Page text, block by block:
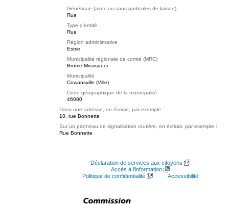
Générique (avec ou sans particules de liaison)
Rue
Type d'entité
Rue
Région administrative
Estrie
Municipalité régionale de comté (MRC)
Brome-Missisquoi
Municipalité
Cowansville (Ville)
Code géographique de la municipalité
46080
Dans une adresse, on écrirait, par exemple :
10, rue Bonnette
Sur un panneau de signalisation routière, on écrirait, par exemple :
Rue Bonnette
Déclaration de services aux citoyens
Accès à l’information
Politique de confidentialité
Accessibilité